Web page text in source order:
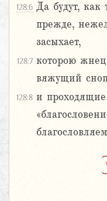
128:6 Да будут, как
прежде,
засыхает,
128:7 которою
вяжущий
128:8 и